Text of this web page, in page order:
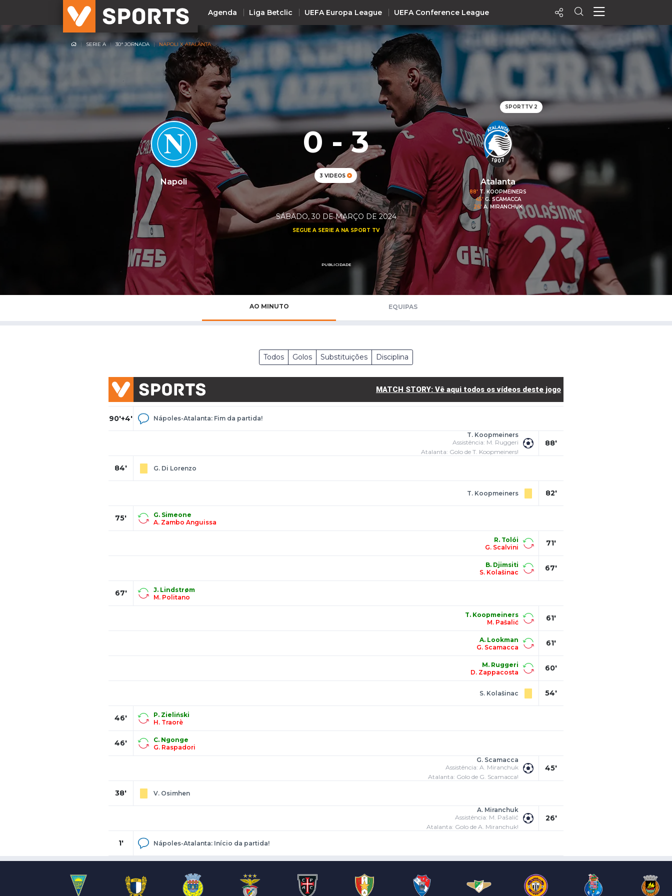
Agenda Liga Betclic UEFA Europa League UEFA Conference League
Resultados + Recentes
NACIONAL
Liga Betclic
Taça Generali Tranquilidade
INTERNACIONAL
UEFA Champions League
UEFA Europa League
UEFA Conference League
Premier League
La Liga
Bundesliga
Serie A
Ligue 1
Süper Lig
Saudi Pro League
PALPITES
Agenda
Vídeos
Notícias
Playlists
MatchStories
SERIE A 30ª JORNADA NAPOLI X ATALANTA
SPORTTV 2
Napoli
0 - 3
3 VIDEOS
Atalanta
88' T. KOOPMEINERS
45' G. SCAMACCA
26' A. MIRANCHUK
SÁBADO, 30 DE MARÇO DE 2024
SEGUE A SERIE A NA SPORT TV
PUBLICIDADE
AO MINUTO EQUIPAS
Todos Golos Substituições Disciplina
MATCH STORY: Vê aqui todos os vídeos deste jogo
90'+4' Nápoles-Atalanta: Fim da partida!
88'
T. Koopmeiners
Assistência: M. Ruggeri
Atalanta: Golo de T. Koopmeiners!
84' G. Di Lorenzo
82'
T. Koopmeiners
75'
G. Simeone
A. Zambo Anguissa
71'
R. Tolói
G. Scalvini
67'
B. Djimsiti
S. Kolašinac
67'
J. Lindstrøm
M. Politano
61'
T. Koopmeiners
M. Pašalić
61'
A. Lookman
G. Scamacca
60'
M. Ruggeri
D. Zappacosta
54'
S. Kolašinac
46'
P. Zieliński
H. Traorè
46'
C. Ngonge
G. Raspadori
45'
G. Scamacca
Assistência: A. Miranchuk
Atalanta: Golo de G. Scamacca!
38' V. Osimhen
26'
A. Miranchuk
Assistência: M. Pašalić
Atalanta: Golo de A. Miranchuk!
1' Nápoles-Atalanta: Início da partida!